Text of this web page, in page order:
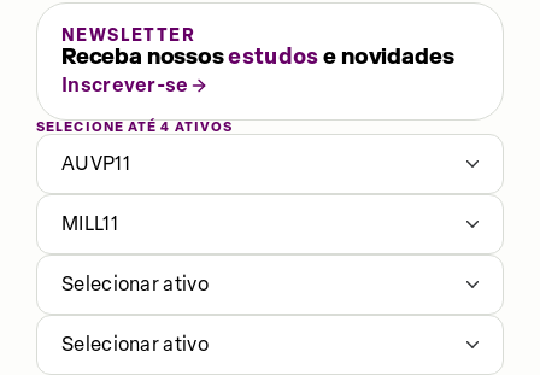
NEWSLETTER
Receba nossosestudose novidades
Inscrever-se
SELECIONE ATÉ 4 ATIVOS
AUVP11
MILL11
Selecionar ativo
Selecionar ativo